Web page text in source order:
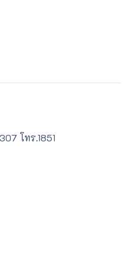
โทร.1851